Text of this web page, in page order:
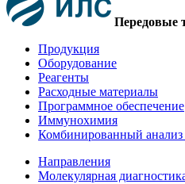
Передовые
Продукция
Оборудование
Реагенты
Расходные материалы
Программное обеспечение
Иммунохимия
Комбинированный анализ
Направления
Молекулярная